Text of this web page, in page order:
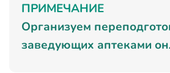
ПРИМЕЧАНИЕ
Организуем
заведующих аптеками